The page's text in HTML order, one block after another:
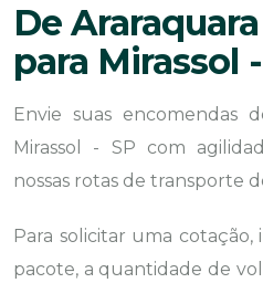
De
para Mirassol
Envie suas encomendas
Mirassol - SP com
nossas rotas de transporte
Para solicitar uma cotação,
pacote, a quantidade de